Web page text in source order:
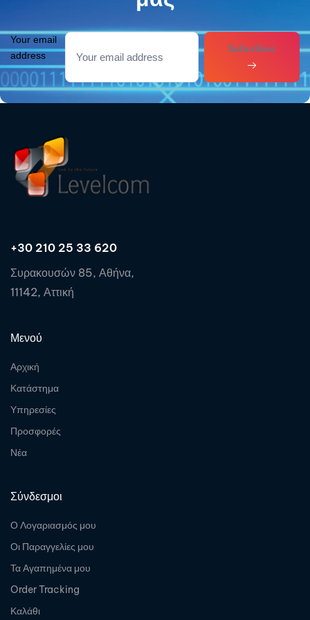
Your email
address
Subcribes
+30 210 25 33 620
Συρακουσών 85, Αθήνα,
11142, Αττική
Μενού
Αρχική
Κατάστημα
Υπηρεσίες
Προσφορές
Νέα
Σύνδεσμοι
Ο Λογαριασμός μου
Οι Παραγγελίες μου
Τα Αγαπημένα μου
Order Tracking
Καλάθι